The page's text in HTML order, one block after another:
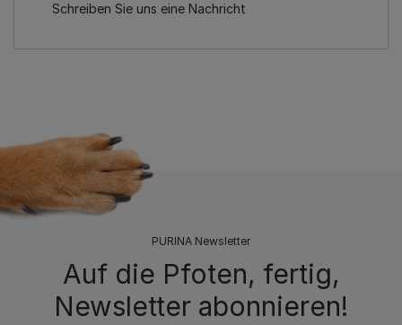
Schreiben Sie uns eine Nachricht
PURINA Newsletter
Auf die Pfoten, fertig,
Newsletter abonnieren!